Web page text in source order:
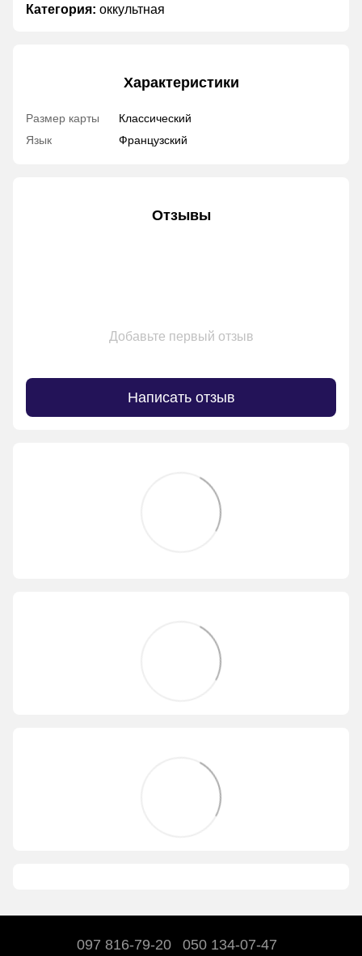
Категория: оккультная
Характеристики
Размер карты
Классический
Язык
Французский
Отзывы
Добавьте первый отзыв
Написать отзыв
097 816-79-20 050 134-07-47